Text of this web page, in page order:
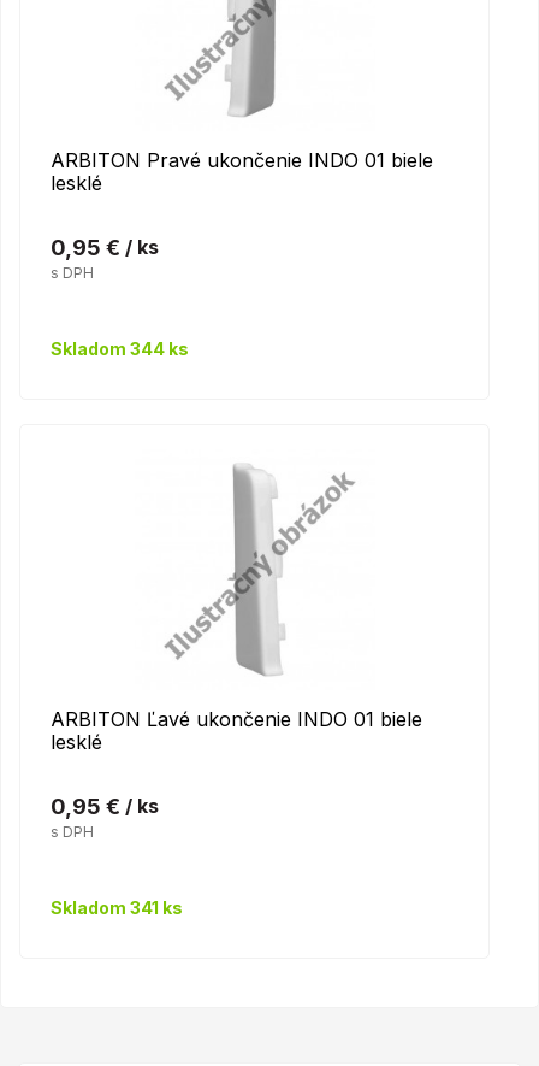
ARBITON Pravé ukončenie INDO 01 biele
lesklé
0,95 € / ks
s DPH
Skladom 344 ks
ARBITON Ľavé ukončenie INDO 01 biele
lesklé
0,95 € / ks
s DPH
Skladom 341 ks